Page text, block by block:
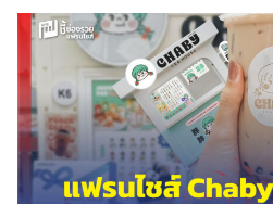
เมนูเด็ดๆ อีกจำนวนมาก เช่น ชาเขีย
มะนาวสด ชานมบราวชูก้า ชาส้มผ
มะขาม และชาน้ำผึ้งมะนาวสด เป็น
ยังมี ท็อปปิ้งที่มีให้เลือกกว่า 10 ชนิ
เอาแต่วัตถุดิบคุณภาพจากทั้งในไทย
เพื่อให้ได้รสชาติของชาที่เป็นเอกลั
เมนู ถูกใจคนทุกเพศทุกวัย ปัจจุบัน
อย่างต่อเนื่อง โดยมีทีมบริหารมีนโย